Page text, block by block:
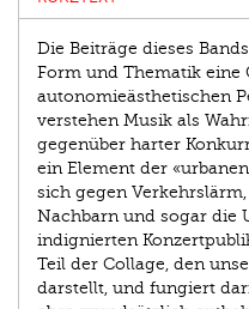
Die Beiträge dieses
Form und Thematik eine
autonomieästhetischen
verstehen Musik als
gegenüber harter
ein Element der
sich gegen
Nachbarn und sogar die
indignierten
Teil der Collage, den
darstellt, und fungiert